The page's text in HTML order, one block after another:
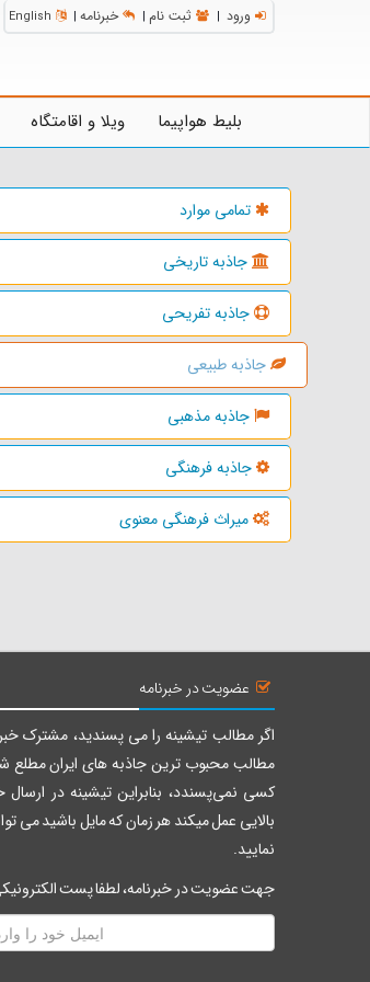
ورود | ثبت نام | خبرنامه |
English
بلیط هواپیما ویلا و اقامتگاه
تمامی موارد
جاذبه تاریخی
جاذبه تفریحی
جاذبه طبیعی
جاذبه مذهبی
جاذبه فرهنگی
میراث فرهنگی معنوی
عضویت در خبرنامه
اگر مطالب تیشینه را می پسندید، مشترک
مطالب محبوب ترین جاذبه های ایران مطلع
کسی نمی‌پسندد، بنابراین تیشینه در
بالایی عمل میکند هر زمان که مایل باشید می
نمایید.
جهت عضویت در خبرنامه، لطفا پست